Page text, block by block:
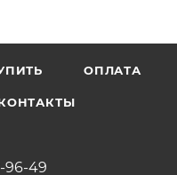
ОПЛАТА
96-49